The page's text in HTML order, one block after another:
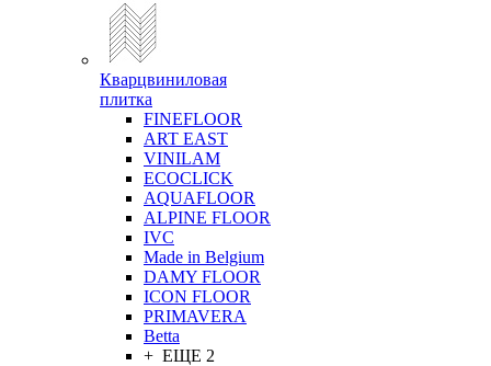
Кварцвиниловая
плитка
FINEFLOOR
ART EAST
VINILAM
ECOCLICK
AQUAFLOOR
ALPINE FLOOR
IVC
Made in Belgium
DAMY FLOOR
ICON FLOOR
PRIMAVERA
Betta
+ ЕЩЕ 2